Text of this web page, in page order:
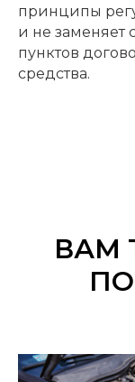
принципы
и не заменяет
пунктов
средства.
ВАМ